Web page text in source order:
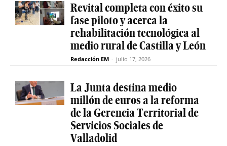
Revital completa con éxito su
fase piloto y acerca la
rehabilitación tecnológica al
medio rural de Castilla y León
Redacción EM - julio 17, 2026
La Junta destina medio
millón de euros a la reforma
de la Gerencia Territorial de
Servicios Sociales de
Valladolid